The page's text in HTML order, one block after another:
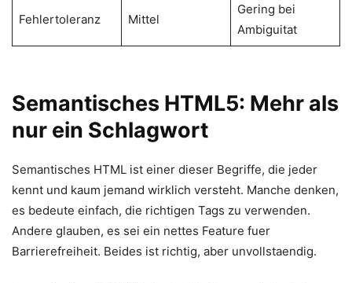
Fehlertoleranz Mittel
Gering bei
Ambiguitat
Semantisches HTML5: Mehr als
nur ein Schlagwort
Semantisches HTML ist einer dieser Begriffe, die jeder
kennt und kaum jemand wirklich versteht. Manche denken,
es bedeute einfach, die richtigen Tags zu verwenden.
Andere glauben, es sei ein nettes Feature fuer
Barrierefreiheit. Beides ist richtig, aber unvollstaendig.